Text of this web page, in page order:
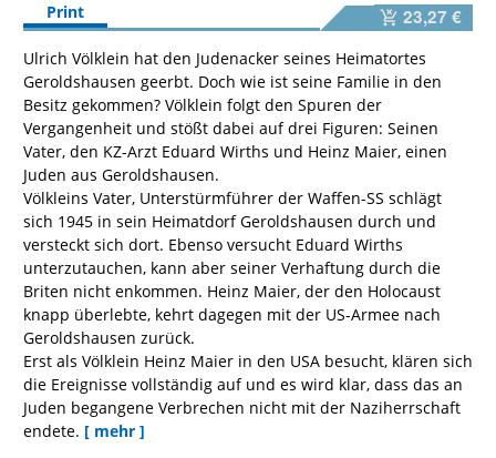
Print 23,27 €
Ulrich Völklein hat den Judenacker seines Heimatortes
Geroldshausen geerbt. Doch wie ist seine Familie in den
Besitz gekommen? Völklein folgt den Spuren der
Vergangenheit und stößt dabei auf drei Figuren: Seinen
Vater, den KZ-Arzt Eduard Wirths und Heinz Maier, einen
Juden aus Geroldshausen.
Völkleins Vater, Unterstürmführer der Waffen-SS schlägt
sich 1945 in sein Heimatdorf Geroldshausen durch und
versteckt sich dort. Ebenso versucht Eduard Wirths
unterzutauchen, kann aber seiner Verhaftung durch die
Briten nicht enkommen. Heinz Maier, der den Holocaust
knapp überlebte, kehrt dagegen mit der US-Armee nach
Geroldshausen zurück.
Erst als Völklein Heinz Maier in den USA besucht, klären sich
die Ereignisse vollständig auf und es wird klar, dass das an
Juden begangene Verbrechen nicht mit der Naziherrschaft
endete. [ mehr ]